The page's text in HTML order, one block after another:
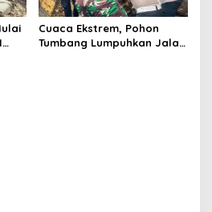
Cuaca Ekstrem, Pohon
Tumbang Lumpuhkan Jalan